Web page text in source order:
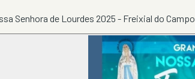
Senhora de Lourdes 2025 - Freixial do Campo